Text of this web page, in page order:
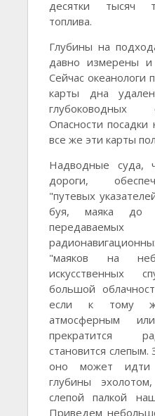
десятки тысяч
топлива.
Глубины на
давно измерены и
Сейчас океанологи
карты дна
глубоководных
Опасности
все же эти карты
Надводные суда,
дороги,
"путевых
буя, маяка до
"маяков на
искусственных
большой
если к тому
атмосферным
прекратится
становится
оно может идти
глубины
слепой палкой
Приведем